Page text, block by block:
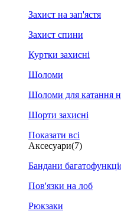
Захист на зап'ястя
Захист спини
Куртки захисні
Шоломи
Шоломи для катання
Шорти захисні
Показати всі
Аксесуари(7)
Бандани
Пов'язки на лоб
Рюкзаки